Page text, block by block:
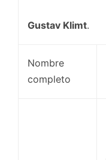
Gustav Klimt.
Nombre
completo